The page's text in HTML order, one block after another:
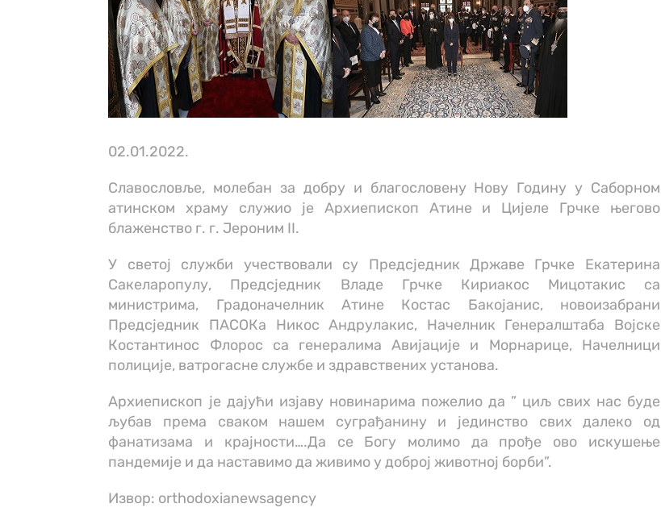
02.01.2022.
Славословље, молебан за добру и благословену Нову Годину у Саборном
атинском храму служио је Архиепископ Атине и Цијеле Грчке његово
блаженство г. г. Јероним II.
У светој служби учествовали су Предсједник Државе Грчке Екатерина
Сакеларопулу, Предсједник Владе Грчке Кириакос Мицотакис са
министрима, Градоначелник Атине Костас Бакојанис, новоизабрани
Предсједник ПАСОКа Никос Андрулакис, Начелник Генералштаба Војске
Костантинос Флорос са генералима Авијације и Морнарице, Начелници
полиције, ватрогасне службе и здравствених установа.
Архиепископ је дајући изјаву новинарима пожелио да ” циљ свих нас буде
љубав према сваком нашем суграђанину и јединство свих далеко од
фанатизама и крајности….Да се Богу молимо да прође ово искушење
пандемије и да наставимо да живимо у доброј животној борби”.
Извор: orthodoxianewsagency